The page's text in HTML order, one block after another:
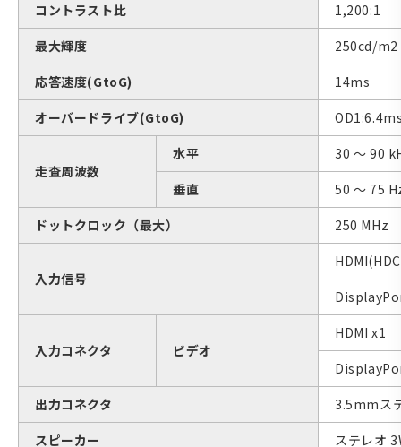
コントラスト比
1,200:1
最大輝度
250cd/
応答速度(GtoG)
14ms
オーバードライブ(GtoG)
走査周波数
水平
30 ～ 90
垂直
50 ～ 75
ドットクロック（最大）
250 MHz
入力信号
入力コネクタ ビデオ
HDMI x1
出力コネクタ
3.5mmス
スピーカー
ステレオ